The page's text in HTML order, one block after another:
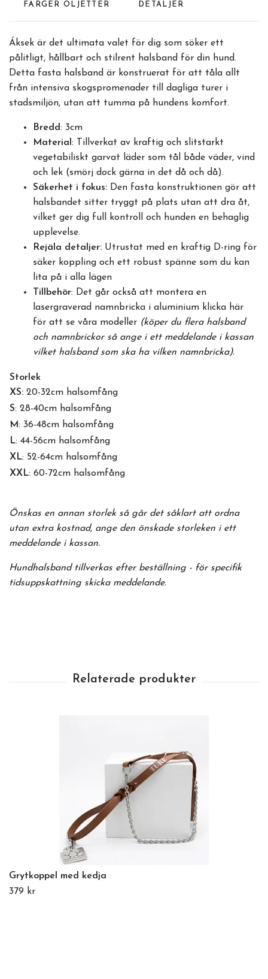
FÄRGER ÖLJETTER DETALJER
Áksek är det ultimata valet för dig som söker ett
pålitligt, hållbart och stilrent halsband för din hund.
Detta fasta halsband är konstruerat för att tåla allt
från intensiva skogspromenader till dagliga turer i
stadsmiljön, utan att tumma på hundens komfort.
Bredd: 3cm
Material: Tillverkat av kraftig och slitstarkt
vegetabiliskt garvat läder som tål både väder, vind
och lek (smörj dock gärna in det då och då).
Säkerhet i fokus: Den fasta konstruktionen gör att
halsbandet sitter tryggt på plats utan att dra åt,
vilket ger dig full kontroll och hunden en behaglig
upplevelse.
Rejäla detaljer: Utrustat med en kraftig D-ring för
säker koppling och ett robust spänne som du kan
lita på i alla lägen
Tillbehör: Det går också att montera en
lasergraverad namnbricka i aluminium klicka här
för att se våra modeller (köper du flera halsband
och namnbrickor så ange i ett meddelande i kassan
vilket halsband som ska ha vilken namnbricka).
Storlek
XS: 20-32cm halsomfång
S: 28-40cm halsomfång
M: 36-48cm halsomfång
L: 44-56cm halsomfång
XL: 52-64cm halsomfång
XXL: 60-72cm halsomfång
Önskas en annan storlek så går det såklart att ordna
utan extra kostnad, ange den önskade storleken i ett
meddelande i kassan.
Hundhalsband tillverkas efter beställning - för specifik
tidsuppskattning skicka meddelande.
Grytkoppel med kedja
379 kr